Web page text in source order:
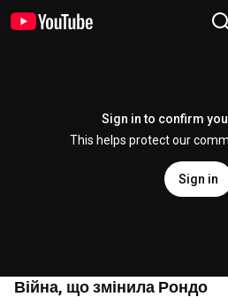
Sign in to confirm
This helps protect our
Sign in
Війна, що змінила Рондо